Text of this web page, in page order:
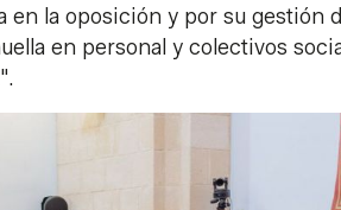
la oposición y por su gestión
en personal y colectivos